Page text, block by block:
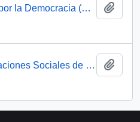
Concertación de Mujeres por la Democracia (Santiago, Chile)
Coordinadora de Organizaciones Sociales de Mujeres (Chile)